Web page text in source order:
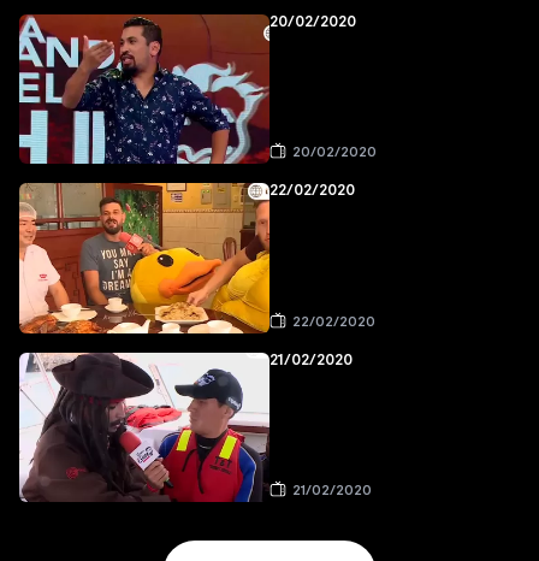
20/02/2020
20/02/2020
22/02/2020
22/02/2020
21/02/2020
21/02/2020